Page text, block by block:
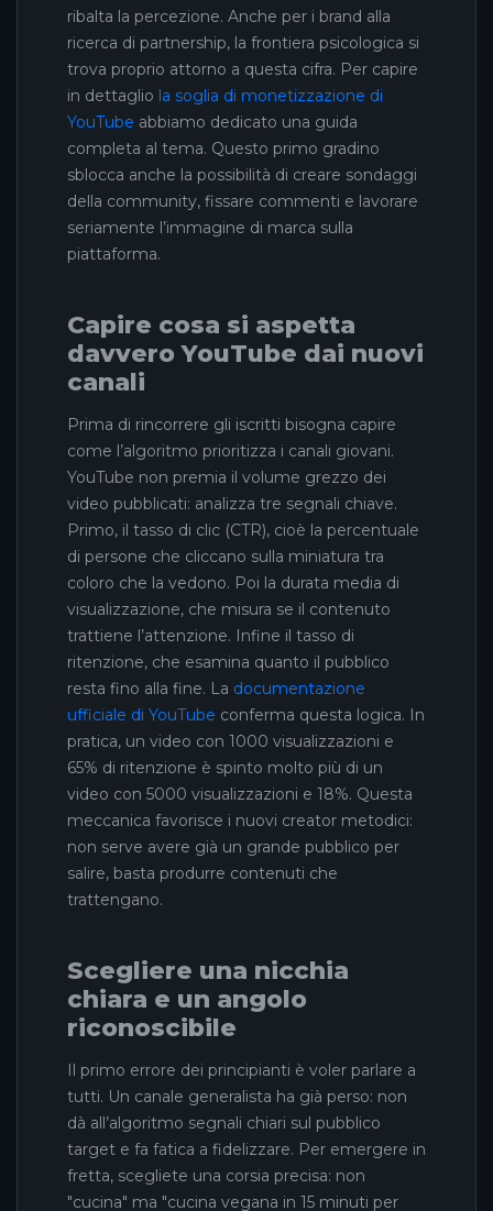
ribalta la percezione. Anche per i brand alla
ricerca di partnership, la frontiera psicologica si
trova proprio attorno a questa cifra. Per capire
in dettaglio la soglia di monetizzazione di
YouTube abbiamo dedicato una guida
completa al tema. Questo primo gradino
sblocca anche la possibilità di creare sondaggi
della community, fissare commenti e lavorare
seriamente l’immagine di marca sulla
piattaforma.
Capire cosa si aspetta
davvero YouTube dai nuovi
canali
Prima di rincorrere gli iscritti bisogna capire
come l’algoritmo prioritizza i canali giovani.
YouTube non premia il volume grezzo dei
video pubblicati: analizza tre segnali chiave.
Primo, il tasso di clic (CTR), cioè la percentuale
di persone che cliccano sulla miniatura tra
coloro che la vedono. Poi la durata media di
visualizzazione, che misura se il contenuto
trattiene l’attenzione. Infine il tasso di
ritenzione, che esamina quanto il pubblico
resta fino alla fine. La documentazione
ufficiale di YouTube conferma questa logica. In
pratica, un video con 1000 visualizzazioni e
65% di ritenzione è spinto molto più di un
video con 5000 visualizzazioni e 18%. Questa
meccanica favorisce i nuovi creator metodici:
non serve avere già un grande pubblico per
salire, basta produrre contenuti che
trattengano.
Scegliere una nicchia
chiara e un angolo
riconoscibile
Il primo errore dei principianti è voler parlare a
tutti. Un canale generalista ha già perso: non
dà all’algoritmo segnali chiari sul pubblico
target e fa fatica a fidelizzare. Per emergere in
fretta, scegliete una corsia precisa: non
"cucina" ma "cucina vegana in 15 minuti per